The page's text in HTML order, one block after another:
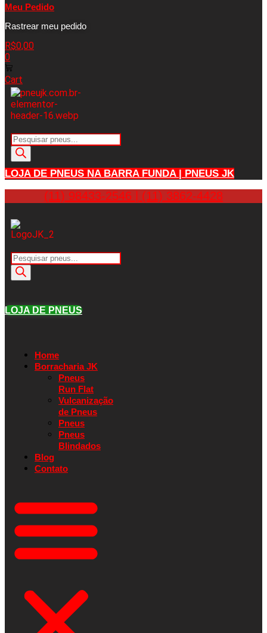
Meu Pedido
Rastrear meu pedido
R$0,00
0
Cart
Pesquisar
produtos
LOJA DE PNEUS NA BARRA FUNDA | PNEUS JK
(11) 98433-2546 | (11) 3862-4428
Pesquisar
produtos
LOJA DE PNEUS
Home
Borracharia JK
Pneus
Run Flat
Vulcanização
de Pneus
Pneus
Pneus
Blindados
Blog
Contato